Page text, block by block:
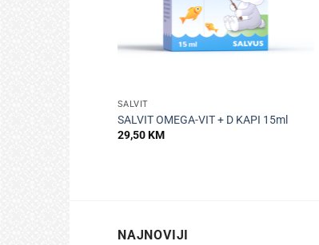
SALVIT
SALVIT OMEGA-VIT + D KAPI 15ml
29,50KM
NAJNOVIJI